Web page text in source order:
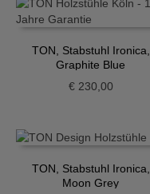
TON, Stabstuhl Ironica,
Graphite Blue
€230,00
TON, Stabstuhl Ironica,
Moon Grey